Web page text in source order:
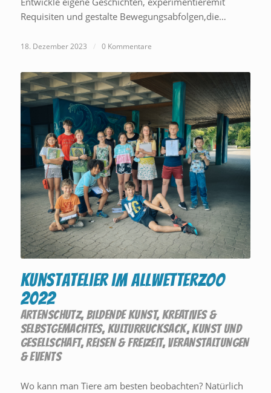
Requisiten und gestalte Bewegungsabfolgen,die…
18. Dezember 2023 / 0 Kommentare
Kunstatelier im Allwetterzoo
2022
ARTENSCHUTZ,BILDENDE KUNST, KREATIVES &
SELBSTGEMACHTES, KULTURRUCKSACK,KUNST UND
GESELLSCHAFT,REISEN & FREIZEIT, VERANSTALTUNGEN
& EVENTS
Wo kann man Tiere am besten beobachten? Natürlich